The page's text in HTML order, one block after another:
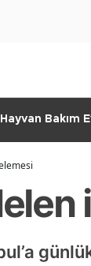
Bakım